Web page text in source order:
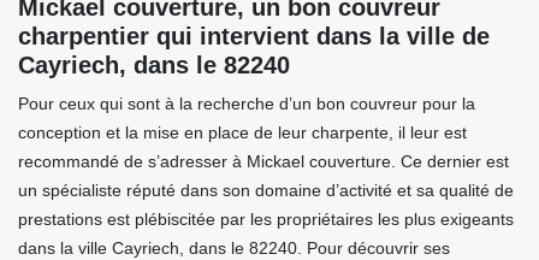
Mickael couverture, un bon couvreur
charpentier qui intervient dans la ville de
Cayriech, dans le 82240
Pour ceux qui sont à la recherche d’un bon couvreur pour la
conception et la mise en place de leur charpente, il leur est
recommandé de s’adresser à Mickael couverture. Ce dernier est
un spécialiste réputé dans son domaine d’activité et sa qualité de
prestations est plébiscitée par les propriétaires les plus exigeants
dans la ville Cayriech, dans le 82240. Pour découvrir ses